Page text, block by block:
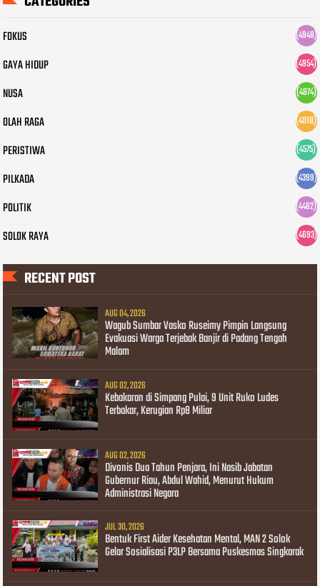
FOKUS (4948)
GAYA HIDUP (4954)
NUSA (4874)
OLAH RAGA (4018)
PERISTIWA (4575)
PILKADA (4399)
POLITIK (4462)
SOLOK RAYA (4693)
RECENT POST
AUG 04, 2026
Wagub Sumbar Vasko Ruseimy Pimpin Langsung
Evakuasi Warga Terjebak Banjir di Padang Tengah
Malam
AUG 02, 2026
Kebakaran di Simpang Pulai, 9 Unit Ruko Ludes
Terbakar, Kerugian Rp8 Miliar
AUG 02, 2026
Divonis Dua Tahun Penjara, Ini Nasib Jabatan
Gubernur Riau, Abdul Wahid, Menurut Hukum
Administrasi Negara
JUL 30, 2026
Bentuk First Aider Kesehatan Mental, MAN 2 Solok
Gelar Sosialisasi P3LP Bersama Puskesmas Singkarak